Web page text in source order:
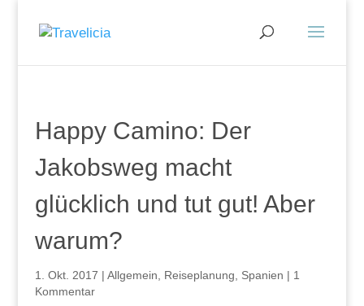
Happy Camino: Der
Jakobsweg macht
glücklich und tut gut! Aber
warum?
1. Okt. 2017 | Allgemein Reiseplanung Spanien | 1
Kommentar